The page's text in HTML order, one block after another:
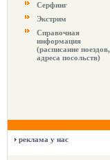
Серфинг
Экстрим
Справочная
информация
(расписание поездов,
адреса посольств)
реклама у нас